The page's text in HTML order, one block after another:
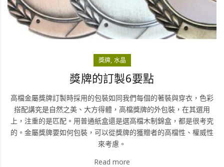
獎牌 水晶
獎牌的訂製6要點
高檔金屬獎牌訂製時採用的包裝如同我們每個的著裝與穿衣，色彩
搭配講究是自然之美、大方得體，高檔獎牌的外包裝，在其選用
上，注重的是匹配。用普通紙盒還是選高檔木制錦盒，都是很考究
的。金屬獎牌要如何包裝，可以從獎牌的獲贈者的高檔性、權威性
來考慮。
Read more